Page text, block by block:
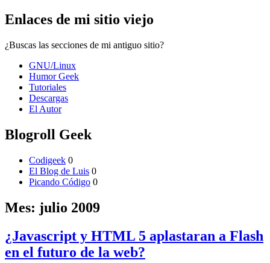
Enlaces de mi sitio viejo
¿Buscas las secciones de mi antiguo sitio?
GNU/Linux
Humor Geek
Tutoriales
Descargas
El Autor
Blogroll Geek
Codigeek 0
El Blog de Luis 0
Picando Código 0
Mes: julio 2009
¿Javascript y HTML 5 aplastaran a Flash
en el futuro de la web?